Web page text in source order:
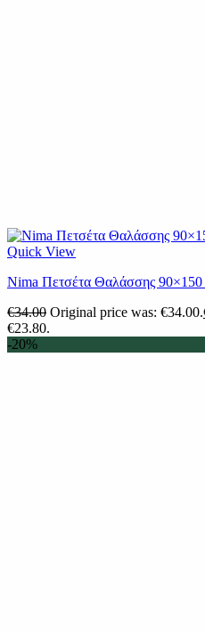
Quick View
Nima Πετσέτα Θαλάσσης
€34.00 Original price was: €34.00.
€23.80.
-20%